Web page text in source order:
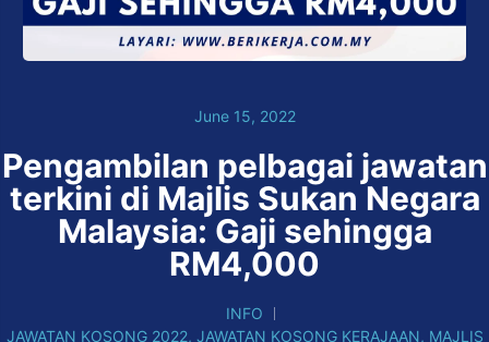
June 15, 2022
Pengambilan pelbagai jawatan
terkini di Majlis Sukan Negara
Malaysia: Gaji sehingga
RM4,000
INFO
JAWATAN KOSONG 2022, JAWATAN KOSONG KERAJAAN, MAJLIS